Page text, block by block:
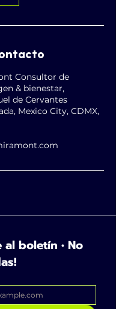
Consultor de
& bienestar,
de Cervantes
Mexico City, CDMX,
boletín • No